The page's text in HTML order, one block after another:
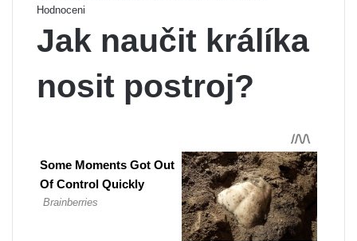
Hodnoceni
Jak naučit králíka
nosit postroj?